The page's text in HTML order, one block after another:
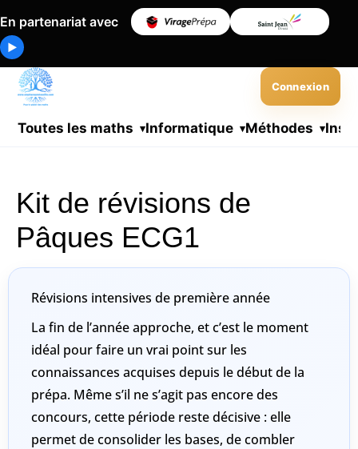
En partenariat avec
▶
Toutes les maths Informatique Méthodes
Connexion
Kit de révisions de
Pâques ECG1
Révisions intensives de première année
La fin de l’année approche, et c’est le moment
idéal pour faire un vrai point sur les
connaissances acquises depuis le début de la
prépa. Même s’il ne s’agit pas encore des
concours, cette période restedécisive : elle
permet de consolider les bases, de combler